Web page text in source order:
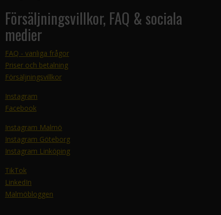
Försäljningsvillkor, FAQ & sociala
medier
FAQ - vanliga frågor
Priser och betalning
Försäljningsvillkor
Instagram
Facebook
Instagram Malmö
Instagram Göteborg
Instagram Linköping
TikTok
LinkedIn
Malmöbloggen